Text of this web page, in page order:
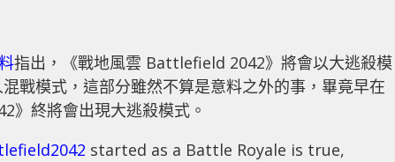
指出，《戰地風雲 Battlefield 2042》將會以大逃殺模
戰模式，這部分雖然不算是意料之外的事，畢竟早在
終將會出現大逃殺模式。
started as a Battle Royale is true,